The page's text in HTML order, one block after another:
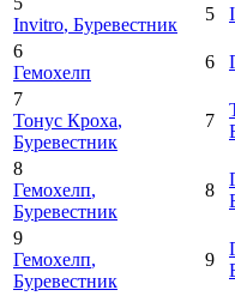
Invitro, Буревестник
5
6
Гемохелп
6
7
Тонус Кроха,
Буревестник
7
8
Гемохелп,
Буревестник
8
9
Гемохелп,
Буревестник
9